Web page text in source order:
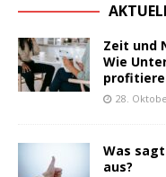
Zeit und
Wie
28.
Was
aus?